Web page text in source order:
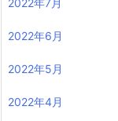
2022年7月
2022年6月
2022年5月
2022年4月